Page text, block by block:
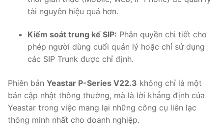
tài nguyên hiệu quả hơn.
Kiểm soát trung kế SIP: Phân quyền chi tiết cho
phép người dùng cuối quản lý hoặc chỉ sử dụng
các SIP Trunk được chỉ định.
Phiên bản Yeastar P-Series V22.3 không chỉ là một
bản cập nhật thông thường, mà là lời khẳng định của
Yeastar trong việc mang lại những công cụ liên lạc
thông minh nhất cho doanh nghiệp.